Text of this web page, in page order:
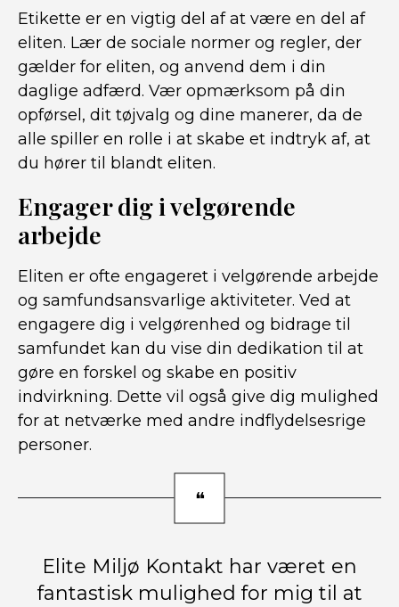
Etikette er en vigtig del af at være en del af
eliten. Lær de sociale normer og regler, der
gælder for eliten, og anvend dem i din
daglige adfærd. Vær opmærksom på din
opførsel, dit tøjvalg og dine manerer, da de
alle spiller en rolle i at skabe et indtryk af, at
du hører til blandt eliten.
Engager dig i velgørende
arbejde
Eliten er ofte engageret i velgørende arbejde
og samfundsansvarlige aktiviteter. Ved at
engagere dig i velgørenhed og bidrage til
samfundet kan du vise din dedikation til at
gøre en forskel og skabe en positiv
indvirkning. Dette vil også give dig mulighed
for at netværke med andre indflydelsesrige
personer.
Elite Miljø Kontakt har været en
fantastisk mulighed for mig til at